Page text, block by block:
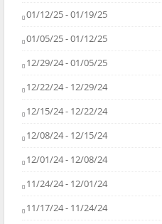
01/12/25 - 01/19/25
01/05/25 - 01/12/25
12/29/24 - 01/05/25
12/22/24 - 12/29/24
12/15/24 - 12/22/24
12/08/24 - 12/15/24
12/01/24 - 12/08/24
11/24/24 - 12/01/24
11/17/24 - 11/24/24